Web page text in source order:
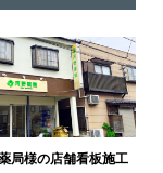
局様の店舗看板施工